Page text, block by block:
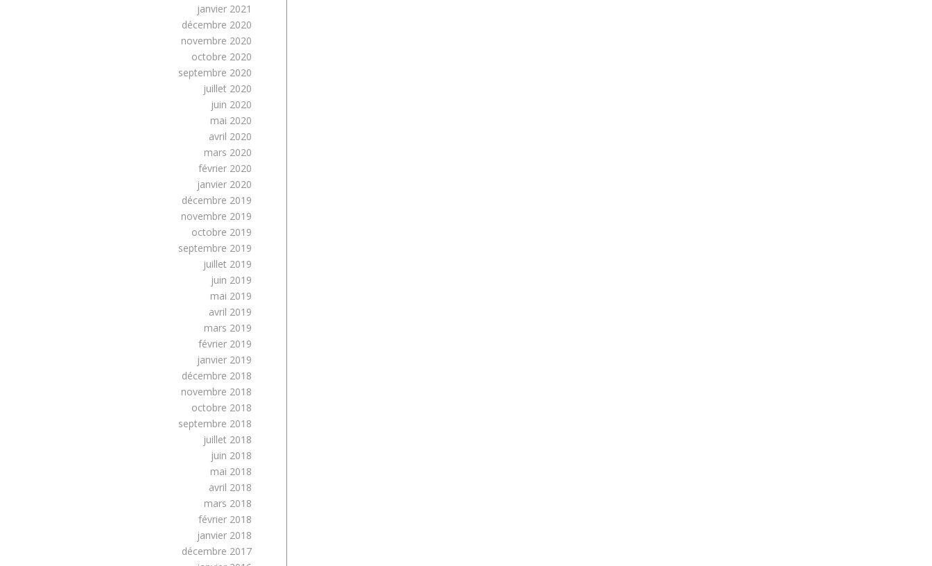
janvier 2021
décembre 2020
novembre 2020
octobre 2020
septembre 2020
juillet 2020
juin 2020
mai 2020
avril 2020
mars 2020
février 2020
janvier 2020
décembre 2019
novembre 2019
octobre 2019
septembre 2019
juillet 2019
juin 2019
mai 2019
avril 2019
mars 2019
février 2019
janvier 2019
décembre 2018
novembre 2018
octobre 2018
septembre 2018
juillet 2018
juin 2018
mai 2018
avril 2018
mars 2018
février 2018
janvier 2018
décembre 2017